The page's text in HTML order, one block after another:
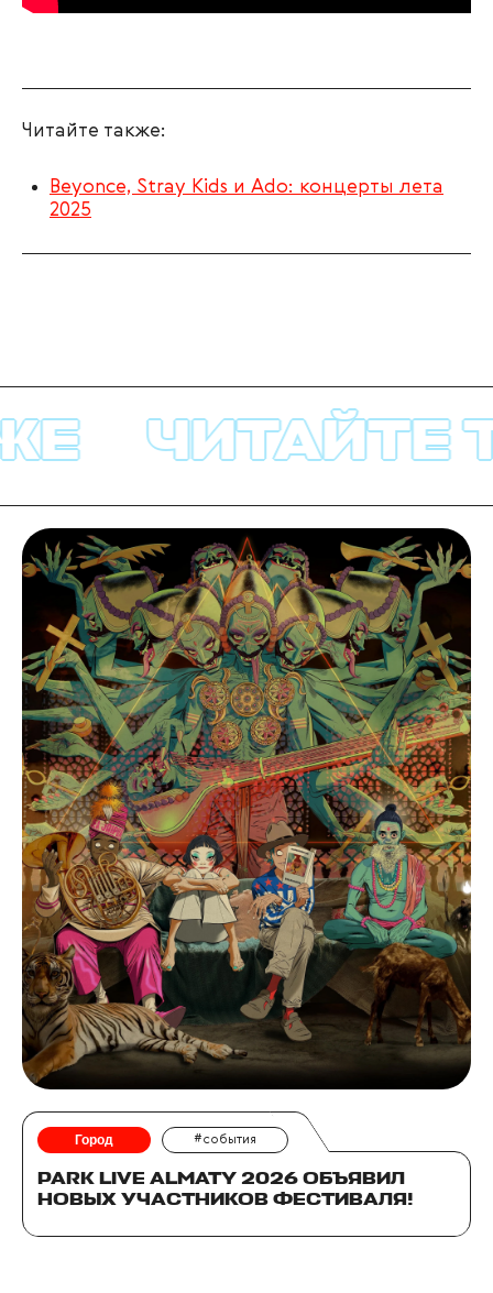
Читайте также:
Beyonce, Stray Kids и Ado: концерты лета
2025
ЧИТАЙТЕ
Город #события
PARK LIVE ALMATY 2026 ОБЪЯВИЛ
НОВЫХ УЧАСТНИКОВ ФЕСТИВАЛЯ!